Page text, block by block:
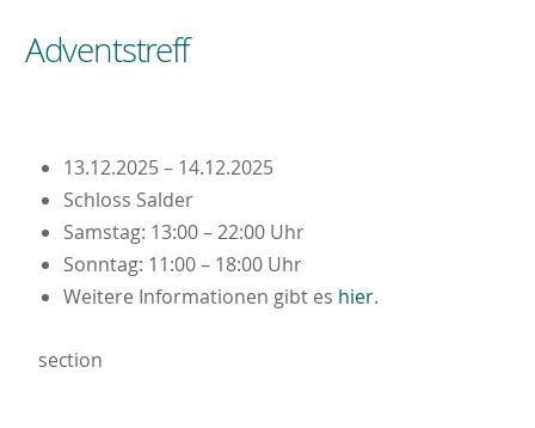
Adventstreff
13.12.2025 – 14.12.2025
Schloss Salder
Samstag: 13:00 – 22:00 Uhr
Sonntag: 11:00 – 18:00 Uhr
Weitere Informationen gibt es hier.
section